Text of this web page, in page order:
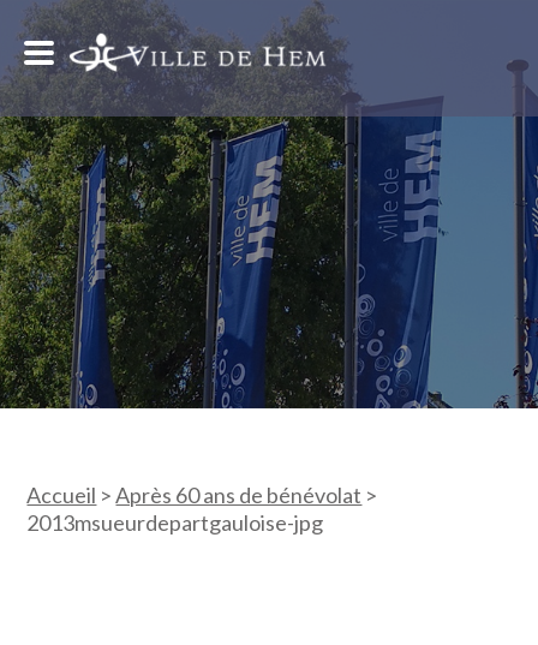
Accueil >Après 60 ans de bénévolat >
2013msueurdepartgauloise-jpg